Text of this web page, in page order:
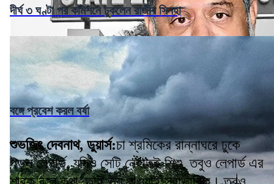
দীর্ঘ ৩ ঘণ্টা পর কমিশনে ঢুকলেন রাজীব সিনহা
বঙ্গে প্রবেশ করল বর্ষা
শুভজিৎ দেবনাথ, ডুয়ার্স:চা শ্রমিকের রান্নাঘরে ঢুকে
পড়ল লেপার্ড, যদিও সেটি নেহাতই শিশু, তবুও লেপার্ড এর